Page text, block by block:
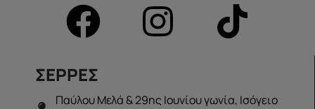
ΣΕΡΡΕΣ
Παύλου Μελά & 29ης Ιουνίου γωνία, Ισόγειο